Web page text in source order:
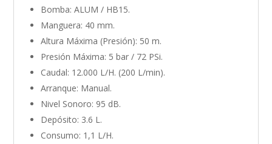
Bomba: ALUM / HB15.
Manguera: 40 mm.
Altura Máxima (Presión): 50 m.
Presión Máxima: 5 bar / 72 PSi.
Caudal: 12.000 L/H. (200 L/min).
Arranque: Manual.
Nivel Sonoro: 95 dB.
Depósito: 3.6 L.
Consumo: 1,1 L/H.